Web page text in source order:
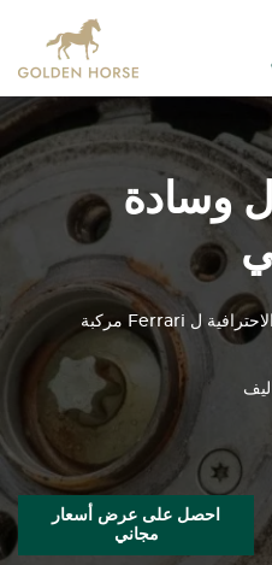
وسادة
ل Ferrari مركبة
احصل على عرض أسعار
مجاني